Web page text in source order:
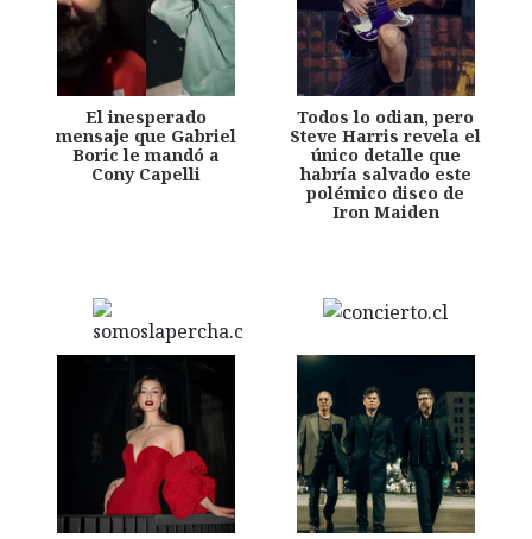
El inesperado
mensaje que Gabriel
Boric le mandó a
Cony Capelli
Todos lo odian, pero
Steve Harris revela el
único detalle que
habría salvado este
polémico disco de
Iron Maiden